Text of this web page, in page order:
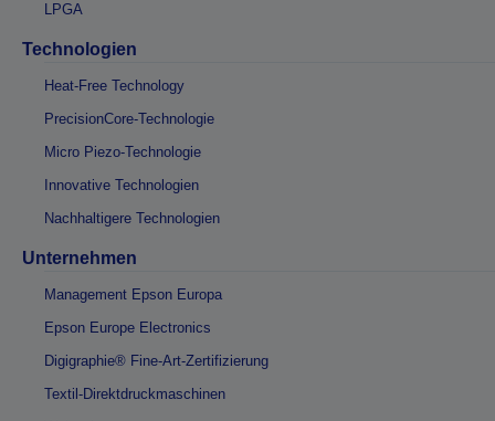
LPGA
Technologien
Heat-Free Technology
PrecisionCore-Technologie
Micro Piezo-Technologie
Innovative Technologien
Nachhaltigere Technologien
Unternehmen
Management Epson Europa
Epson Europe Electronics
Digigraphie® Fine-Art-Zertifizierung
Textil-Direktdruckmaschinen